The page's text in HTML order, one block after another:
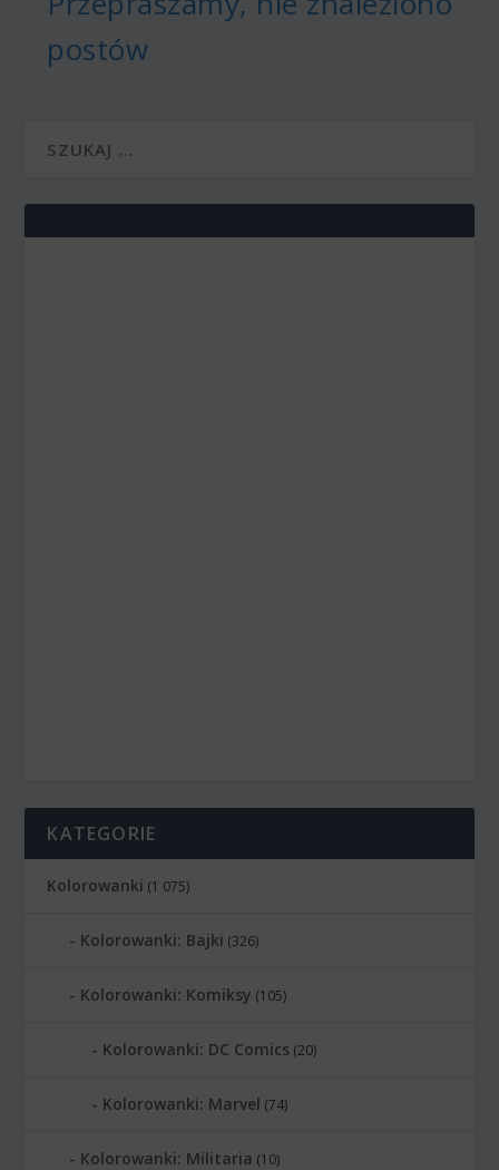
postów
KATEGORIE
Kolorowanki (1 075)
Kolorowanki: Bajki (326)
Kolorowanki: Komiksy (105)
Kolorowanki: DC Comics (20)
Kolorowanki: Marvel (74)
Kolorowanki: Militaria (10)